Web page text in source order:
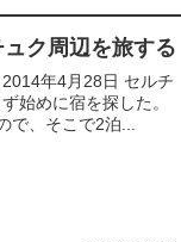
ク周辺を旅する
、そこで2泊...